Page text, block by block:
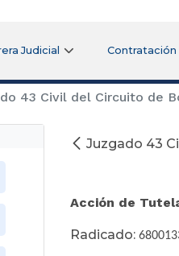
Judicial Contratación
43 Civil del Circuito de
Juzgado 43
Acción de
Radicado: